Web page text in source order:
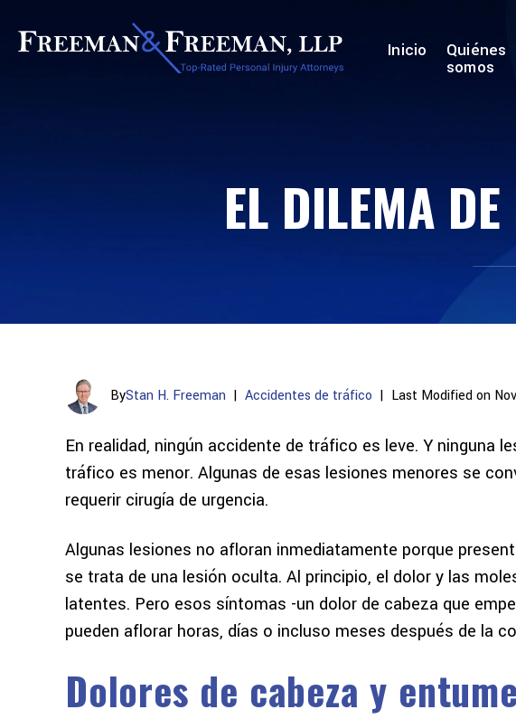
Inicio Quiénes
somos
EL DILEMA
ByStan H. Freeman | Accidentes de tráfico | Last Modified on
En realidad, ningún accidente de tráfico es leve. Y ninguna
tráfico es menor. Algunas de esas lesiones menores se
requerir cirugía de urgencia.
Algunas lesiones no afloran inmediatamente porque
se trata de una lesión oculta. Al principio, el dolor y las
latentes. Pero esos síntomas -un dolor de cabeza que
pueden aflorar horas, días o incluso meses después de la
Dolores de cabeza y